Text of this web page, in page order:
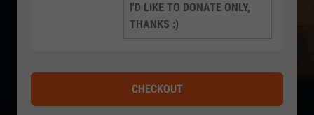
I'D LIKE TO DONATE ONLY,
THANKS :)
CHECKOUT